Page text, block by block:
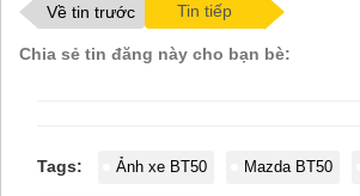
Về tin trước Tin tiếp
Chia sẻ tin đăng này cho bạn bè:
Tags: Ảnh xe BT50 Mazda BT50